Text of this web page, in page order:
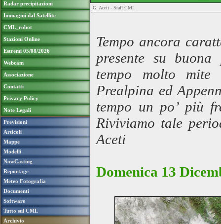
Radar precipitazioni
Immagini dal Satellite
CML_robot
Stazioni Online
Estremi 05/08/2026
Webcam
Associazione
Contatti
Privacy Policy
Note Legali
Previsioni
Articoli
Mappe
Modelli
NowCasting
Reportage
Meteo Fotografia
Documenti
Software
Tutto sul CML
Archivio
G. Aceti - Staff CML
Tempo ancora
presente su buona
tempo molto mite
Prealpina ed
tempo un po’ più
Riviviamo tale
Aceti
Domenica 13